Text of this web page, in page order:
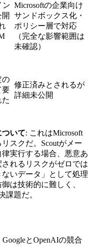
ン Microsoftの企業向け
サンドボックス化・
ポリシー層で対応
（完全な影響範囲は
未確認）
の
要
修正済みとされるが
詳細未公開
いて: これはMicrosoft
スクだ。Scoutがメー
実行する場合、悪意あ
れるリスクがゼロでは
いデータ」として処理
は技術的に難しく、
課題だ。
とOpenAIの競合